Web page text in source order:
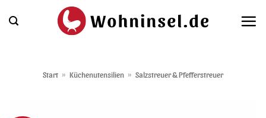
Inhalt
Start » Küchenutensilien » Salzstreuer & Pfefferstreuer